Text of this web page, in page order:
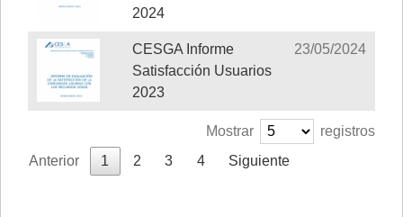
2024
CESGA Informe
Satisfacción Usuarios
2023
23/05/2024
Mostrar
registros
Anterior
1 2 3 4 Siguiente